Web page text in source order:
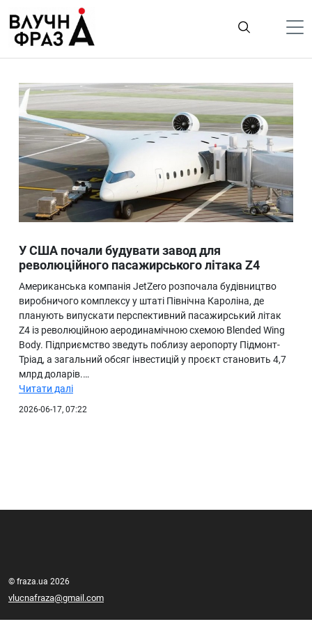
содержимому
Гроші
Життя
Лайфстайл
ТехноНаука
Людина
Ukraine
Про нас
У США почали будувати завод для
революційного пасажирського літака Z4
Американська компанія JetZero розпочала будівництво
виробничого комплексу у штаті Північна Кароліна, де
планують випускати перспективний пасажирський літак
Z4 із революційною аеродинамічною схемою Blended Wing
Body. Підприємство зведуть поблизу аеропорту Підмонт-
Тріад, а загальний обсяг інвестицій у проєкт становить 4,7
млрд доларів.…
Читати далі
2026-06-17, 07:22
© fraza.ua 2026
vlucnafraza@gmail.com